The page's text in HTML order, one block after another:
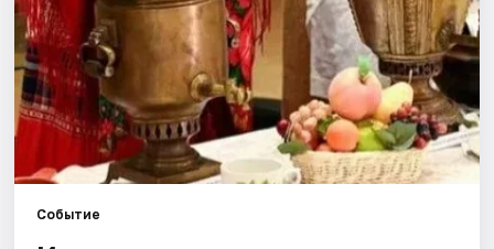
Событие